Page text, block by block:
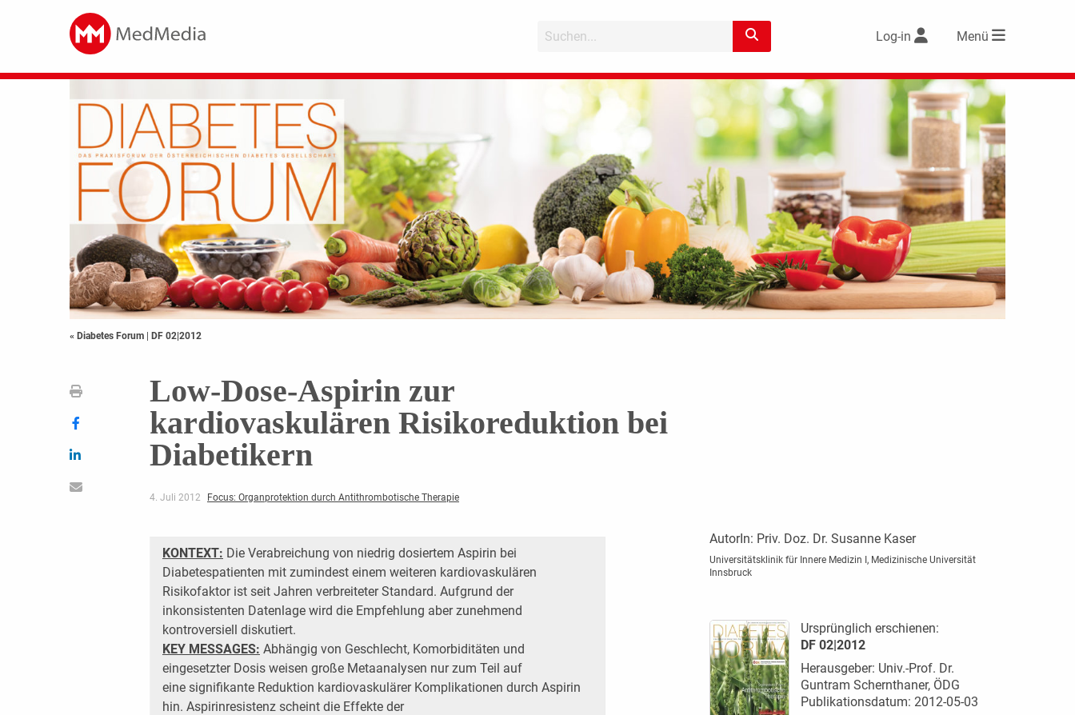
Log-in Menü
« Diabetes Forum | DF 02|2012
Low-Dose-Aspirin zur
kardiovaskulären Risikoreduktion bei
Diabetikern
4. Juli 2012 Focus: Organprotektion durch Antithrombotische Therapie
KONTEXT: Die Verabreichung von niedrig dosiertem Aspirin bei
Diabetespatienten mit zumindest einem weiteren kardiovaskulären
Risikofaktor ist seit Jahren verbreiteter Standard. Aufgrund der
inkonsistenten Datenlage wird die Empfehlung aber zunehmend
kontroversiell diskutiert.
KEY MESSAGES: Abhängig von Geschlecht, Komorbiditäten und
eingesetzter Dosis weisen große Metaanalysen nur zum Teil auf
eine signifikante Reduktion kardiovaskulärer Komplikationen durch Aspirin
hin. Aspirinresistenz scheint die Effekte der
AutorIn: Priv. Doz. Dr. Susanne Kaser
Universitätsklinik für Innere Medizin I, Medizinische Universität
Innsbruck
Ursprünglich erschienen:
DF 02|2012
Herausgeber: Univ.-Prof. Dr.
Guntram Schernthaner, ÖDG
Publikationsdatum: 2012-05-03